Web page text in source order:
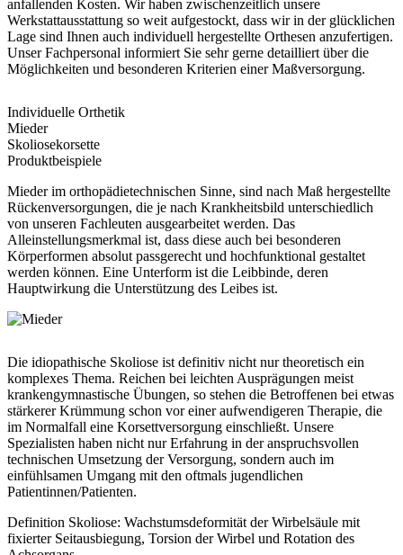
anfallenden Kosten. Wir haben zwischenzeitlich unsere
Werkstattausstattung so weit aufgestockt, dass wir in der glücklichen
Lage sind Ihnen auch individuell hergestellte Orthesen anzufertigen.
Unser Fachpersonal informiert Sie sehr gerne detailliert über die
Möglichkeiten und besonderen Kriterien einer Maßversorgung.
Individuelle Orthetik
Mieder
Skoliosekorsette
Produktbeispiele
Mieder im orthopädietechnischen Sinne, sind nach Maß hergestellte
Rückenversorgungen, die je nach Krankheitsbild unterschiedlich
von unseren Fachleuten ausgearbeitet werden. Das
Alleinstellungsmerkmal ist, dass diese auch bei besonderen
Körperformen absolut passgerecht und hochfunktional gestaltet
werden können. Eine Unterform ist die Leibbinde, deren
Hauptwirkung die Unterstützung des Leibes ist.
Die idiopathische Skoliose ist definitiv nicht nur theoretisch ein
komplexes Thema. Reichen bei leichten Ausprägungen meist
krankengymnastische Übungen, so stehen die Betroffenen bei etwas
stärkerer Krümmung schon vor einer aufwendigeren Therapie, die
im Normalfall eine Korsettversorgung einschließt. Unsere
Spezialisten haben nicht nur Erfahrung in der anspruchsvollen
technischen Umsetzung der Versorgung, sondern auch im
einfühlsamen Umgang mit den oftmals jugendlichen
Patientinnen/Patienten.
Definition Skoliose: Wachstumsdeformität der Wirbelsäule mit
fixierter Seitausbiegung, Torsion der Wirbel und Rotation des